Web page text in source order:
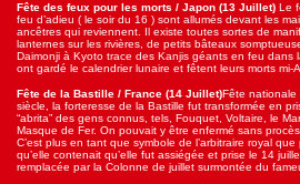
Fête des feux pour les morts / Japon (13 Juillet) Le
feu d’adieu ( le soir du 16 ) sont allumés devant les
ancêtres qui reviennent. Il existe toutes sortes de
lanternes sur les rivières, de petits bâteaux
Daimonji à Kyoto trace des Kanjis géants en feu
ont gardé le calendrier lunaire et fêtent leurs morts mi-
Fête de la Bastille / France (14 Juillet)Fête nationale
siècle, la forteresse de la Bastille fut transformée en
“abrita” des gens connus, tels, Fouquet, Voltaire, le
Masque de Fer. On pouvait y être enfermé sans
C’est plus en tant que symbole de l’arbitraire royal
qu’elle contenait qu’elle fut assiégée et prise le 14
remplacée par la Colonne de juillet surmontée du